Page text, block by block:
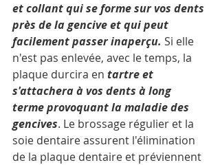
et collant qui se forme sur vos dents
près de la gencive et qui peut
facilement passer inaperçu. Si elle
n'est pas enlevée, avec le temps, la
plaque durcira en tartre et
s'attachera à vos dents à long
terme provoquant la maladie des
gencives. Le brossage régulier et la
soie dentaire assurent l'élimination
de la plaque dentaire et préviennent